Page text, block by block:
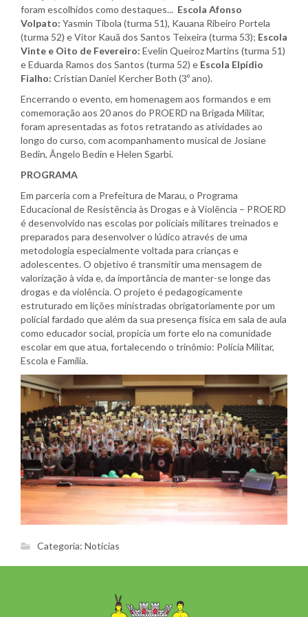
foram escolhidos como destaques... Escola Afonso
Volpato: Yasmin Tibola (turma 51), Kauana Ribeiro Portela
(turma 52) e Vitor Kauã dos Santos Teixeira (turma 53); Escola
Vinte e Oito de Fevereiro: Evelin Queiroz Martins (turma 51)
e Eduarda Ramos dos Santos (turma 52) e Escola Elpídio
Fialho: Cristian Daniel Kercher Both (3º ano).
Encerrando o evento, em homenagem aos formandos e em
comemoração aos 20 anos do PROERD na Brigada Militar,
foram apresentadas as fotos retratando as atividades ao
longo do curso, com acompanhamento musical de Josiane
Bedin, Ângelo Bedin e Helen Sgarbi.
PROGRAMA
Em parceria com a Prefeitura de Marau, o Programa
Educacional de Resistência às Drogas e à Violência – PROERD
é desenvolvido nas escolas por policiais militares treinados e
preparados para desenvolver o lúdico através de uma
metodologia especialmente voltada para crianças e
adolescentes. O objetivo é transmitir uma mensagem de
valorização à vida e, da importância de manter-se longe das
drogas e da violência. O projeto é pedagogicamente
estruturado em lições ministradas obrigatoriamente por um
policial fardado que além da sua presença física em sala de aula
como educador social, propicia um forte elo na comunidade
escolar em que atua, fortalecendo o trinômio: Polícia Militar,
Escola e Família.
Categoria: Notícias